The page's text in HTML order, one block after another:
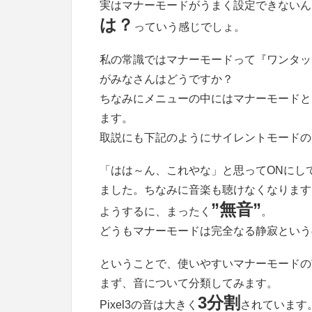
実はマナーモードがうまく設定できない
は？ っていう感じでしょ。
私の常識ではマナーモードって『ワンタ
がみなさんはどうですか？
ちなみにメニューの中にはマナーモード
ます。
取説にも下記のようにサイレントモード
「はは～ん、これやな」と思ってONに
ました。ちなみに音楽も聴けなくなりま
ようするに、まったく ”無音”。
どうもマナーモードは完全なる静寂とい
ということで、使いやすいマナーモード
まず、音について分類してみます。
Pixel3の音は大きく 3分割 されています